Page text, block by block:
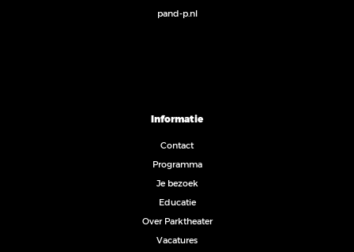
pand-p.nl
Informatie
Contact
Programma
Je bezoek
Educatie
Over Parktheater
Vacatures